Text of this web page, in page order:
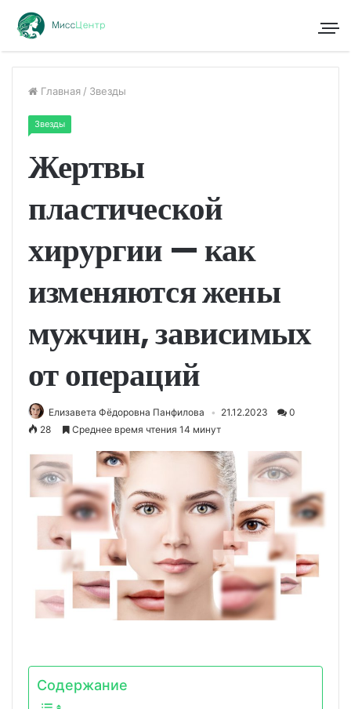
Главная / Звезды
Звезды
Жертвы
пластической
хирургии — как
изменяются жены
мужчин, зависимых
от операций
Елизавета Фёдоровна Панфилова 21.12.2023
0
28
Среднее время чтения 14 минут
Содержание